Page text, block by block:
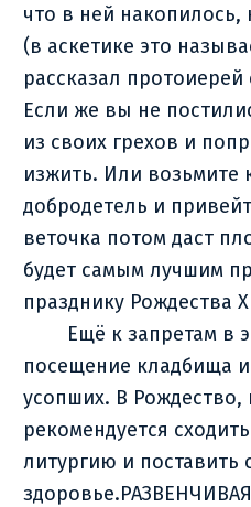
что в ней
(в аскетике это
рассказал
Если же вы не
из своих грехов и
изжить. Или возьмите
добродетель и
веточка потом даст
будет самым лучшим
празднику Рождества
Ещё к запретам в
посещение кладбища
усопших. В Рождество,
рекомендуется
литургию и поставить